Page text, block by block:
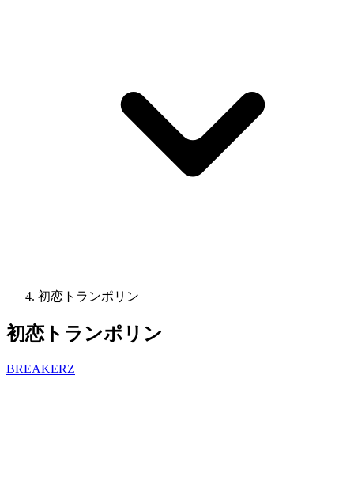
初恋トランポリン
初恋トランポリン
BREAKERZ